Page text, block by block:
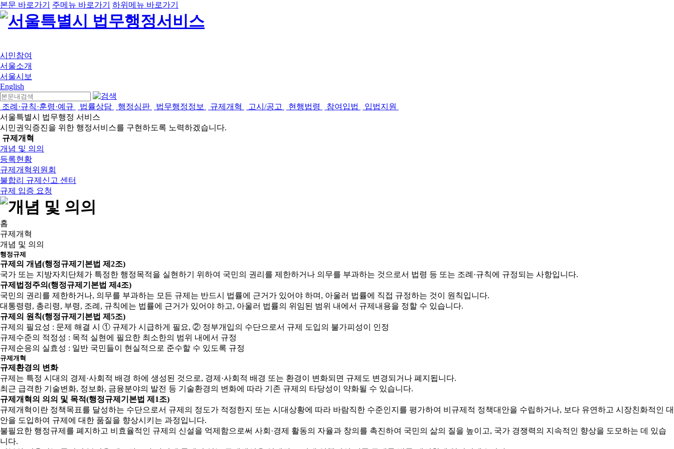
본문 바로가기 주메뉴 바로가기 하위메뉴 바로가기
시민참여
서울소개
서울시보
English
조례·규칙·훈령·예규 법률상담 행정심판 법무행정정보 규제개혁 고시/공고 현행법령 참여입법
입법지원
서울특별시 법무행정 서비스
시민권익증진을 위한 행정서비스를 구현하도록 노력하겠습니다.
규제개혁
개념 및 의의
등록현황
규제개혁위원회
불합리 규제신고 센터
규제 입증 요청
홈
규제개혁
개념 및 의의
행정규제
규제의 개념(행정규제기본법 제2조)
국가 또는 지방자치단체가 특정한 행정목적을 실현하기 위하여 국민의 권리를 제한하거나 의무를 부과하는 것으로서 법령 등 또는 조례·규칙에 규정되는 사항입니다.
규제법정주의(행정규제기본법 제4조)
국민의 권리를 제한하거나, 의무를 부과하는 모든 규제는 반드시 법률에 근거가 있어야 하며, 아울러 법률에 직접 규정하는 것이 원칙입니다.
대통령령, 총리령, 부령, 조례, 규칙에는 법률에 근거가 있어야 하고, 아울러 법률의 위임된 범위 내에서 규제내용을 정할 수 있습니다.
규제의 원칙(행정규제기본법 제5조)
규제의 필요성 : 문제 해결 시 ① 규제가 시급하게 필요, ② 정부개입의 수단으로서 규제 도입의 불가피성이 인정
규제수준의 적정성 : 목적 실현에 필요한 최소한의 범위 내에서 규정
규제순응의 실효성 : 일반 국민들이 현실적으로 준수할 수 있도록 규정
규제개혁
규제환경의 변화
규제는 특정 시대의 경제·사회적 배경 하에 생성된 것으로, 경제·사회적 배경 또는 환경이 변화되면 규제도 변경되거나 폐지됩니다.
최근 급격한 기술변화, 정보화, 금융분야의 발전 등 기술환경의 변화에 따라 기존 규제의 타당성이 약화될 수 있습니다.
규제개혁의 의의 및 목적(행정규제기본법 제1조)
규제개혁이란 정책목표를 달성하는 수단으로서 규제의 정도가 적정한지 또는 시대상황에 따라 바람직한 수준인지를 평가하여 비규제적 정책대안을 수립하거나, 보다 유연하고 시장친화적인 대
안을 도입하여 규제에 대한 품질을 향상시키는 과정입니다.
불필요한 행정규제를 폐지하고 비효율적인 규제의 신설을 억제함으로써 사회·경제 활동의 자율과 창의를 촉진하여 국민의 삶의 질을 높이고, 국가 경쟁력의 지속적인 향상을 도모하는 데 있습
니다.